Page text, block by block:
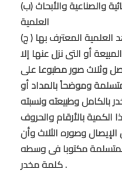
(ب) مديرى معامل التحاليل الكميائية والصناعية والأبحاث
العلمية
أو التى نزل عنها إلا
وثلاث صور مطبوعا على
وموضحاً بالمداد أو
بالكامل وطبيعته ونسبته
وصوره الثلاث وأن
مكتوبا فى وسطه
كلمة مخدر .